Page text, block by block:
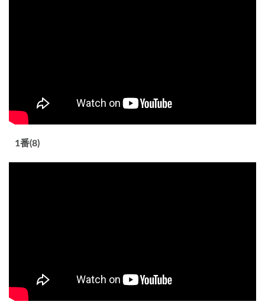
1番(8)